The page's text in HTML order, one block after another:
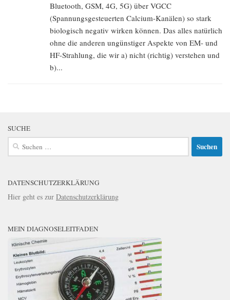
Bluetooth, GSM, 4G, 5G) über VGCC
(Spannungsgesteuerten Calcium-Kanälen) so stark
biologisch negativ wirken können. Das alles natürlich
ohne die anderen ungünstiger Aspekte von EM- und
HF-Strahlung, die wir a) nicht (richtig) verstehen und
b)...
SUCHE
Suchen
nach:
DATENSCHUTZERKLÄRUNG
Hier geht es zur Datenschutzerklärung
MEIN DIAGNOSELEITFADEN